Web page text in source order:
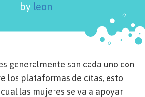
by leon
generalmente son cada uno con
los plataformas de citas, esto
las mujeres se va a apoyar